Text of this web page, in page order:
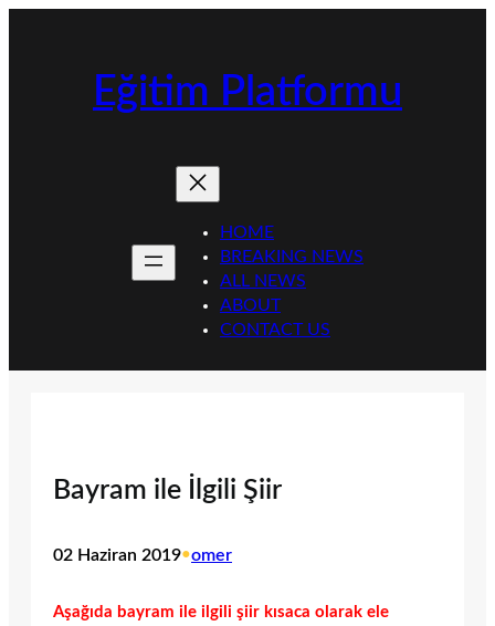
Eğitim Platformu
HOME
BREAKING NEWS
ALL NEWS
ABOUT
CONTACT US
Bayram ile İlgili Şiir
02 Haziran 2019•omer
Aşağıda bayram ile ilgili şiir kısaca olarak ele